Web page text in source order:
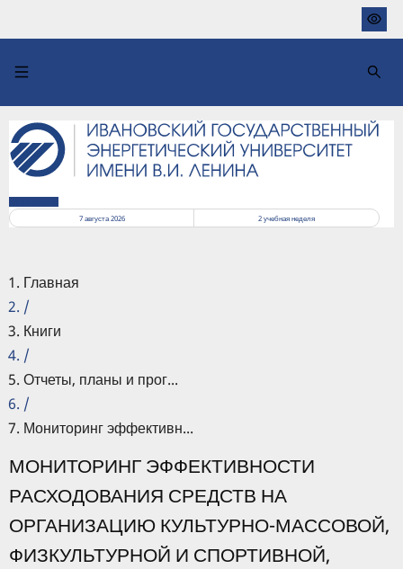
основному
7 августа 2026
2учебная неделя
Главная
/
Книги
/
Отчеты, планы и прог...
/
Мониторинг эффективн...
МОНИТОРИНГ ЭФФЕКТИВНОСТИ
РАСХОДОВАНИЯ СРЕДСТВ НА
ОРГАНИЗАЦИЮ КУЛЬТУРНО-МАССОВОЙ,
ФИЗКУЛЬТУРНОЙ И СПОРТИВНОЙ,